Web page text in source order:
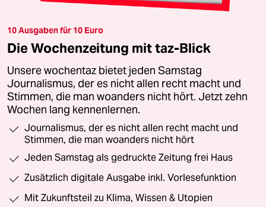
10 Ausgaben für 10 Euro
Die Wochenzeitung mit taz-Blick
Unsere wochentaz bietet jeden Samstag
Journalismus, der es nicht allen recht macht und
Stimmen, die man woanders nicht hört. Jetzt zehn
Wochen lang kennenlernen.
Journalismus, der es nicht allen recht macht und
Stimmen, die man woanders nicht hört
Jeden Samstag als gedruckte Zeitung frei Haus
Zusätzlich digitale Ausgabe inkl. Vorlesefunktion
Mit Zukunftsteil zu Klima, Wissen & Utopien